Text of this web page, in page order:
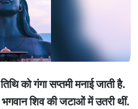
तिथिकोगंगासप्तमीमनाईजातीहै.
भगवानशिवकीजटाओंमेंउतरीथीं.